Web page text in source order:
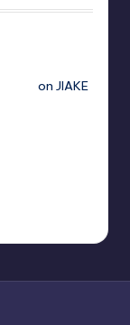
on JIAKE